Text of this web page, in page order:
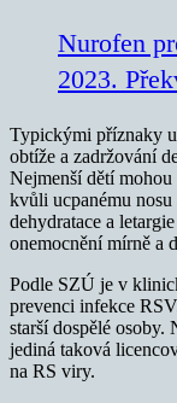
Nurofen
2023.
Typickými příznaky
obtíže a zadržování
Nejmenší dětí
kvůli ucpanému
dehydratace a
onemocnění mírně a
Podle SZÚ je v
prevenci infekce
starší dospělé osoby.
jediná taková
na RS viry.